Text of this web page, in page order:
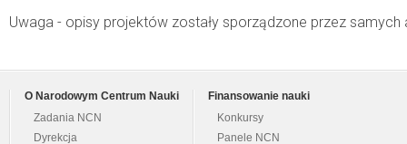
Uwaga - opisy projektów zostały sporządzone przez
O Narodowym Centrum Nauki
Zadania NCN
Dyrekcja
Finansowanie nauki
Konkursy
Panele NCN